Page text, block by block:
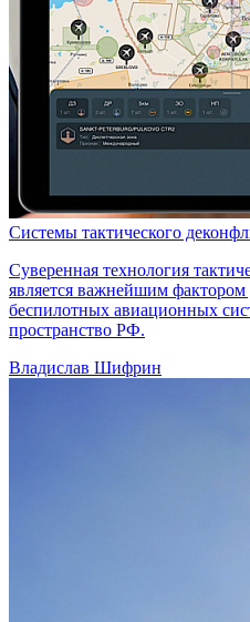
Системы тактического
Суверенная технология
является важнейшим
беспилотных авиационных
пространство РФ.
Владислав Шифрин